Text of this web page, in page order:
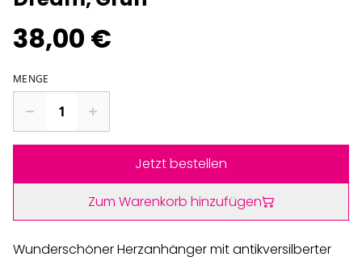
38,00 €
MENGE
Jetzt bestellen
Zum Warenkorb hinzufügen
Wunderschöner Herzanhänger mit antikversilberter